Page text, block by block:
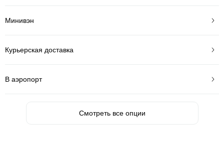
Минивэн
Курьерская доставка
В аэропорт
Смотреть все опции